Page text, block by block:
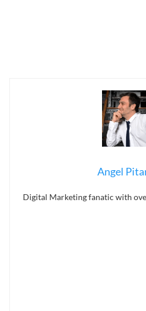
Angel
Digital Marketing fanatic with